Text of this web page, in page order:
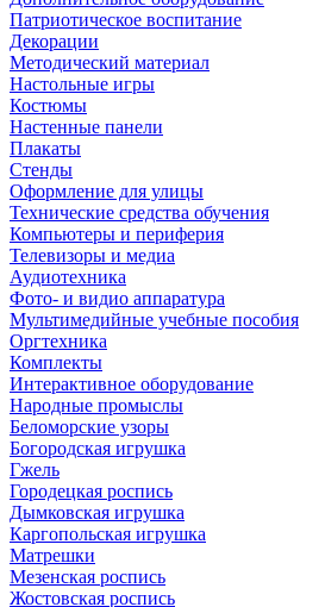
Патриотическое воспитание
Декорации
Методический материал
Настольные игры
Костюмы
Настенные панели
Плакаты
Стенды
Оформление для улицы
Технические средства обучения
Компьютеры и периферия
Телевизоры и медиа
Аудиотехника
Фото- и видио аппаратура
Мультимедийные учебные пособия
Оргтехника
Комплекты
Интерактивное оборудование
Народные промыслы
Беломорские узоры
Богородская игрушка
Гжель
Городецкая роспись
Дымковская игрушка
Каргопольская игрушка
Матрешки
Мезенская роспись
Жостовская роспись